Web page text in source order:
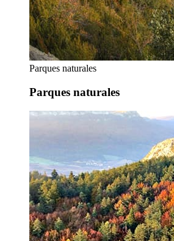
Parques naturales
Parques naturales